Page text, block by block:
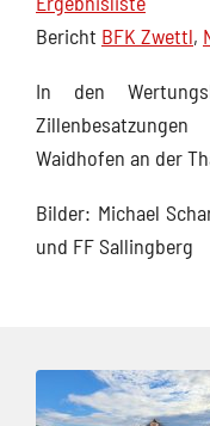
Bericht BFK Zwettl,
In den
Waidhofen an der
Bilder: Michael
und FF Sallingberg